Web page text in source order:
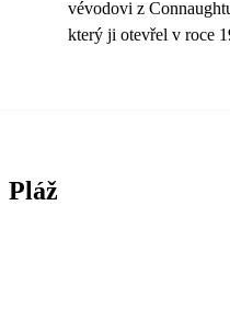
vévodovi z
který ji otevřel v roce
Pláž